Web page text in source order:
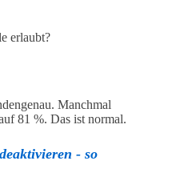
erlaubt?
Manchmal
81 %. Das ist normal.
- so